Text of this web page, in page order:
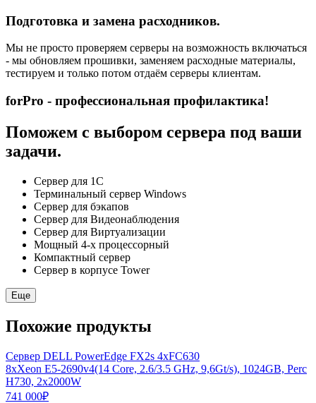
Подготовка и замена расходников.
Мы не просто проверяем серверы на возможность включаться
- мы обновляем прошивки, заменяем расходные материалы,
тестируем и только потом отдаём серверы клиентам.
forPro - профессиональная профилактика!
Поможем с выбором сервера под ваши
задачи.
Сервер для 1С
Терминальный сервер Windows
Сервер для бэкапов
Сервер для Видеонаблюдения
Сервер для Виртуализации
Мощный 4-х процессорный
Компактный сервер
Сервер в корпусе Tower
Еще
Похожие продукты
Сервер DELL PowerEdge FX2s 4xFC630
8xXeon E5-2690v4(14 Core, 2.6/3.5 GHz, 9,6Gt/s), 1024GB, Perc
H730, 2x2000W
741 000₽